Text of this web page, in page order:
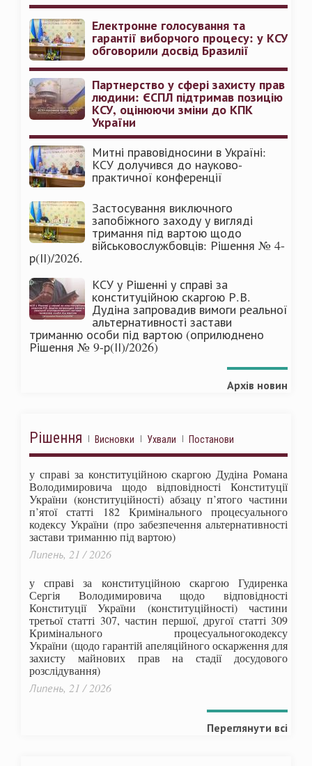
Електронне голосування та
гарантії виборчого процесу: у КСУ
обговорили досвід Бразилії
Партнерство у сфері захисту прав
людини: ЄСПЛ підтримав позицію
КСУ, оцінюючи зміни до КПК
України
Митні правовідносини в Україні:
КСУ долучився до науково-
практичної конференції
Застосування виключного
запобіжного заходу у вигляді
тримання під вартою щодо
військовослужбовців: Рішення № 4-
р(ІІ)/2026.
КСУ у Рішенні у справі за
конституційною скаргою Р.В.
Дудіна запровадив вимоги реальної
альтернативності застави
триманню особи під вартою (оприлюднено
Рішення № 9-р(ІІ)/2026)
Архів новин
Рішення Висновки Ухвали Постанови
у справі за конституційною скаргою Дудіна Романа
Володимировича щодо відповідності Конституції
України (конституційності) абзацу п’ятого частини
п’ятої статті 182 Кримінального процесуального
кодексу України (про забезпечення альтернативності
застави триманню під вартою)
Липень, 21 / 2026
у справі за конституційною скаргою Гудиренка
Сергія Володимировича щодо відповідності
Конституції України (конституційності) частини
третьої статті 307, частин першої, другої статті 309
Кримінального процесуальногокодексу
України (щодо гарантій апеляційного оскарження для
захисту майнових прав на стадії досудового
розслідування)
Липень, 21 / 2026
Переглянути всі